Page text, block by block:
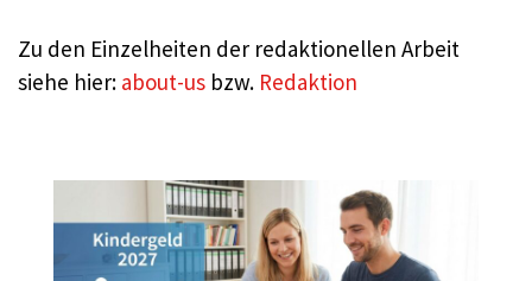
Zu den Einzelheiten der redaktionellen Arbeit
siehe hier: about-us bzw. Redaktion